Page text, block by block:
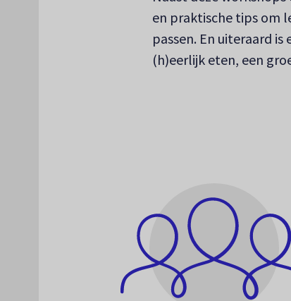
en praktische tips om
passen. En uiteraard
(h)eerlijk eten, een